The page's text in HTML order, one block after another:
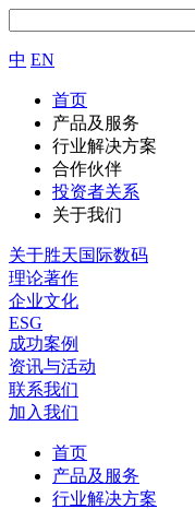
中 EN
首页
产品及服务
行业解决方案
合作伙伴
投资者关系
关于我们
关于胜天国际数码
理论著作
企业文化
ESG
成功案例
资讯与活动
联系我们
加入我们
首页
产品及服务
行业解决方案